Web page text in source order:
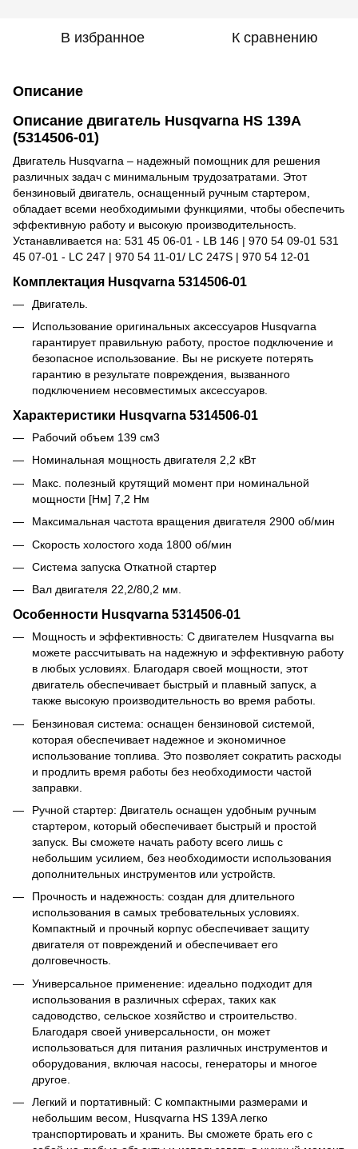
В избранное К сравнению
Описание
Описание двигатель Husqvarna HS 139A
(5314506-01)
Двигатель Husqvarna – надежный помощник для решения
различных задач с минимальным трудозатратами. Этот
бензиновый двигатель, оснащенный ручным стартером,
обладает всеми необходимыми функциями, чтобы обеспечить
эффективную работу и высокую производительность.
Устанавливается на: 531 45 06-01 - LB 146 | 970 54 09-01 531
45 07-01 - LC 247 | 970 54 11-01/ LC 247S | 970 54 12-01
Комплектация Husqvarna 5314506-01
Двигатель.
Использование оригинальных аксессуаров Husqvarna
гарантирует правильную работу, простое подключение и
безопасное использование. Вы не рискуете потерять
гарантию в результате повреждения, вызванного
подключением несовместимых аксессуаров.
Характеристики Husqvarna 5314506-01
Рабочий объем 139 см3
Номинальная мощность двигателя 2,2 кВт
Макс. полезный крутящий момент при номинальной
мощности [Нм] 7,2 Нм
Максимальная частота вращения двигателя 2900 об/мин
Скорость холостого хода 1800 об/мин
Система запуска Откатной стартер
Вал двигателя 22,2/80,2 мм.
Особенности Husqvarna 5314506-01
Мощность и эффективность: С двигателем Husqvarna вы
можете рассчитывать на надежную и эффективную работу
в любых условиях. Благодаря своей мощности, этот
двигатель обеспечивает быстрый и плавный запуск, а
также высокую производительность во время работы.
Бензиновая система: оснащен бензиновой системой,
которая обеспечивает надежное и экономичное
использование топлива. Это позволяет сократить расходы
и продлить время работы без необходимости частой
заправки.
Ручной стартер: Двигатель оснащен удобным ручным
стартером, который обеспечивает быстрый и простой
запуск. Вы сможете начать работу всего лишь с
небольшим усилием, без необходимости использования
дополнительных инструментов или устройств.
Прочность и надежность: создан для длительного
использования в самых требовательных условиях.
Компактный и прочный корпус обеспечивает защиту
двигателя от повреждений и обеспечивает его
долговечность.
Универсальное применение: идеально подходит для
использования в различных сферах, таких как
садоводство, сельское хозяйство и строительство.
Благодаря своей универсальности, он может
использоваться для питания различных инструментов и
оборудования, включая насосы, генераторы и многое
другое.
Легкий и портативный: С компактными размерами и
небольшим весом, Husqvarna HS 139A легко
транспортировать и хранить. Вы сможете брать его с